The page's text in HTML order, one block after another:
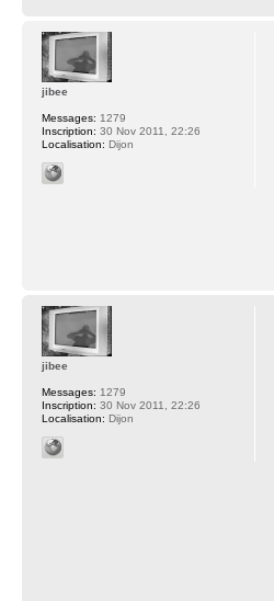
jibee
Messages: 1279
Inscription: 30 Nov 2011, 22:26
Localisation: Dijon
jibee
Messages: 1279
Inscription: 30 Nov 2011, 22:26
Localisation: Dijon